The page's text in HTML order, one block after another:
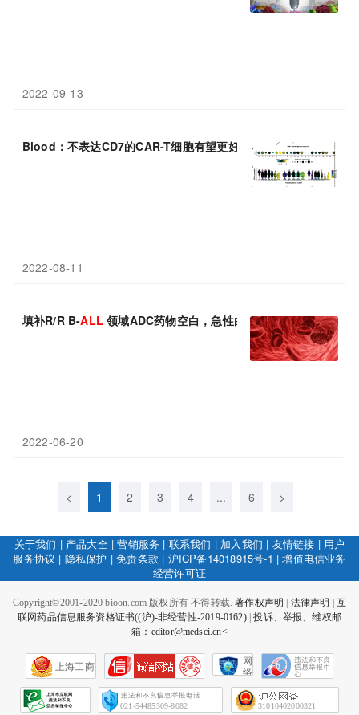
2022-09-13
Blood：不表达CD7的CAR-T细胞有望更好地治疗T- ALL白血病
2022-08-11
填补R/R B-ALL领域ADC药物空白，急性白血病治疗迎来里程碑
2022-06-20
< 1 2 3 4 ... 6 >
关于我们 | 产品大全|营销服务 | 联系我们 | 加入我们 | 友情链接 | 用户
服务协议 | 隐私保护 |免责条款 | 沪ICP备14018915号-1 |增值电信业务
经营许可证
Copyright©2001-2020 bioon.com 版权所有 不得转载.著作权声明 法律声明
互
联网药品信息服务资格证书((沪)-非经营性-2019-0162)|投诉、举报、维权邮
箱：editor@medsci.cn<
上海工商
网
络
会
征
021-54485309-8082 31010402000321